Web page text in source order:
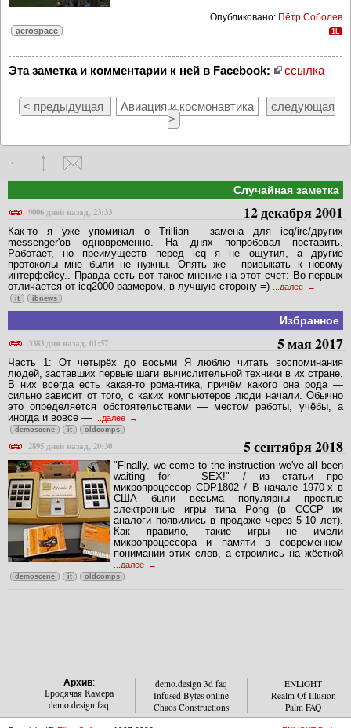
Опубликовано: Пётр Соболев
aerospace 1L
Эта заметка и комментарии к ней в Facebook: ссылка
< предыдущая Авиация и космонавтика
следующая
>
Случайная заметка
9006 дней назад, 23:33
12 декабря 2001
Как-то я уже упоминал о Trillian - замена для icq/irc/других
messenger'ов одновременно. На днях попробовал поставить.
Работает, но преимуществ перед icq я не ощутил, а другие
протоколы мне были не нужны. Опять же - привыкать к новому
интерфейсу.. Правда есть вот такое мнение на этот счет: Во-первых
отличается от icq2000 размером, в лучшую сторону =)
...далее
it ibnews
Избранное
3383 дня назад, 01:57
5 мая 2017
Часть 1: От четырёх до восьми Я люблю читать воспоминания
людей, заставших первые шаги вычислительной техники в их стране.
В них всегда есть какая-то романтика, причём какого она рода —
сильно зависит от того, с каких компьютеров люди начали. Обычно
это определяется обстоятельствами — местом работы, учёбы, а
иногда и вовсе —
...далее
demoscene it oldcomps
2895 дней назад, 20:30 5 сентября 2018
"Finally, we come to the instruction we've all been
waiting for – SEX!" / из статьи про
микропроцессор CDP1802 / В начале 1970-х в
США были весьма популярны простые
электронные игры типа Pong (в СССР их
аналоги появились в продаже через 5-10 лет).
Как правило, такие игры не имели
микропроцессора и памяти в современном
понимании этих слов, а строились на жёсткой
...далее
demoscene it oldcomps
Архив:
Бродячая Камера
demo.design faq
demo.design 3d faq
Infused Bytes online
Chaos Constructions
ENLiGHT
Realm Of Illusion
Palm FAQ